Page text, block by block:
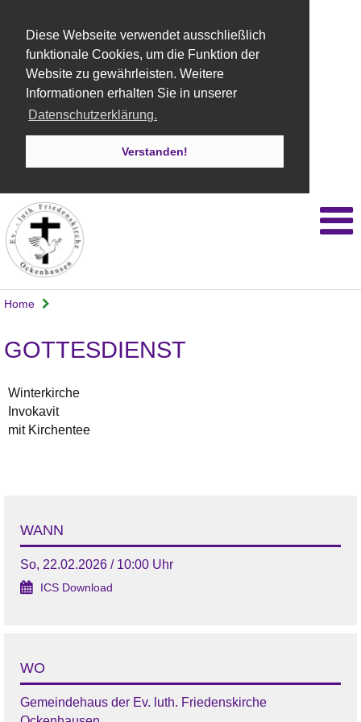
Diese Webseite verwendet ausschließlich
funktionale Cookies, um die Funktion der
Website zu gewährleisten. Weitere
Informationen erhalten Sie in unserer
Datenschutzerklärung.
Verstanden!
Home
GOTTESDIENST
Winterkirche
Invokavit
mit Kirchentee
WANN
So, 22.02.2026 / 10:00 Uhr
ICS Download
WO
Gemeindehaus der Ev. luth. Friedenskirche